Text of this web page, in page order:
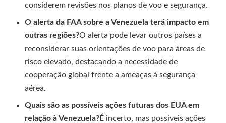
considerem revisões nos planos de voo e segurança.
O alerta da FAA sobre a Venezuela terá impacto em
outras regiões?O alerta pode levar outros países a
reconsiderar suas orientações de voo para áreas de
risco elevado, destacando a necessidade de
cooperação global frente a ameaças à segurança
aérea.
Quais são as possíveis ações futuras dos EUA em
relação à Venezuela?É incerto, mas possíveis ações